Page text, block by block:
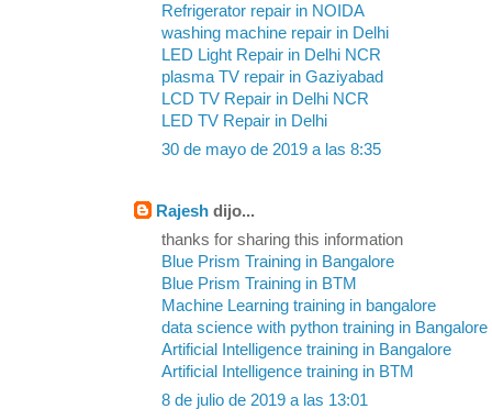
Refrigerator repair in NOIDA
washing machine repair in Delhi
LED Light Repair in Delhi NCR
plasma TV repair in Gaziyabad
LCD TV Repair in Delhi NCR
LED TV Repair in Delhi
30 de mayo de 2019 a las 8:35
Rajesh dijo...
thanks for sharing this information
Blue Prism Training in Bangalore
Blue Prism Training in BTM
Machine Learning training in bangalore
data science with python training in Bangalore
Artificial Intelligence training in Bangalore
Artificial Intelligence training in BTM
8 de julio de 2019 a las 13:01